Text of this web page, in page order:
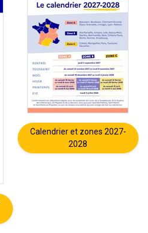
Calendrier et zones 2027-
2028